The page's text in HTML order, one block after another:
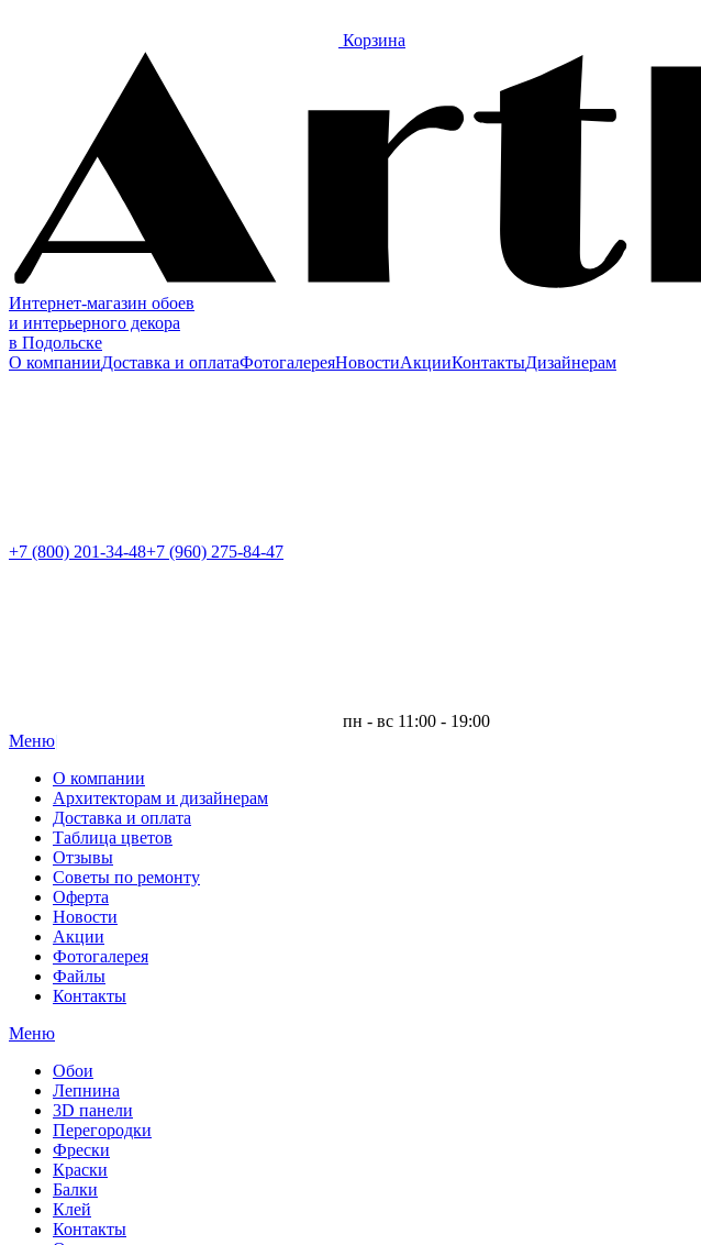
Корзина
Интернет-магазин обоев
и интерьерного декора
в Подольске
О компанииДоставка и оплатаФотогалереяНовостиАкцииКонтактыДизайнерам
+7 (800) 201-34-48+7 (960) 275-84-47
пн - вс 11:00 - 19:00
Меню|
О компании
Архитекторам и дизайнерам
Доставка и оплата
Таблица цветов
Отзывы
Советы по ремонту
Оферта
Новости
Акции
Фотогалерея
Файлы
Контакты
Меню
Обои
Лепнина
3D панели
Перегородки
Фрески
Краски
Балки
Клей
Контакты